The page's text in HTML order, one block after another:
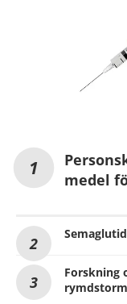
medel
Forskning